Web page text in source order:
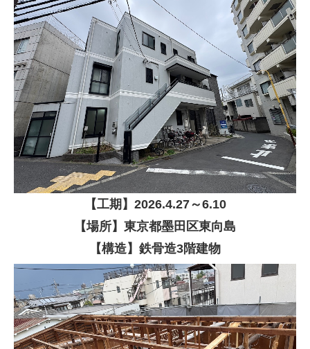
【工期】 2026.4.27～6.10
【場所】東京都墨田区東向島
【構造】 鉄骨造3階建物